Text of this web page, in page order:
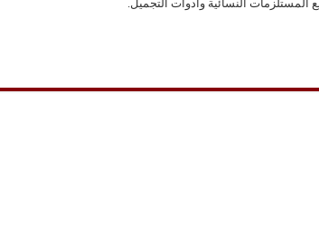
النسائية وأدوات التجميل.